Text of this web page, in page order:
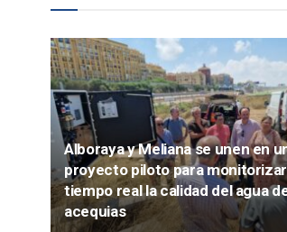
Alboraya y Meliana se unen en
proyecto piloto para
tiempo real la calidad del agua
acequias